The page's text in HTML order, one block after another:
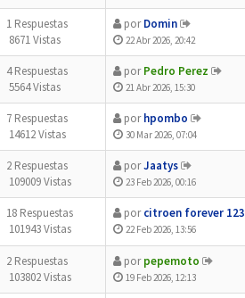
1 Respuestas
8671 Vistas
porDomin
22 Abr 2026, 20:42
4 Respuestas
5564 Vistas
porPedro Perez
21 Abr 2026, 15:30
7 Respuestas
14612 Vistas
porhpombo
30 Mar 2026, 07:04
2 Respuestas
109009 Vistas
porJaatys
23 Feb 2026, 00:16
18 Respuestas
101943 Vistas
porcitroen forever 123
22 Feb 2026, 13:56
2 Respuestas
103802 Vistas
porpepemoto
19 Feb 2026, 12:13